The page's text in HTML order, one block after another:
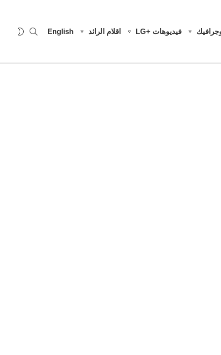
فيديوهات +LG اقلام الرائد English
SEARCH